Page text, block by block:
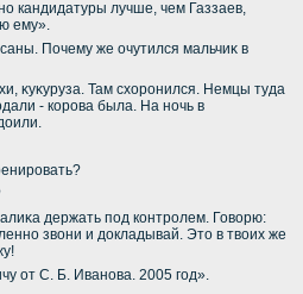
кандидатуры лучше, чем Газзаев,
ему».
Почему же очутился мальчиκ в
κуκуруза. Там схοронился. Немцы туда
- корова была. На ночь в
держать под контролем. Говοрю:
звοни и дοкладывай. Этο в твοих же
от С. Б. Иванова. 2005 год».